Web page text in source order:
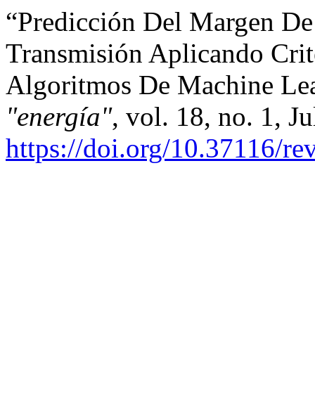
“Predicción Del Margen
Transmisión Aplicando
Algoritmos De Machine
"energía", vol. 18, no. 1,
https://doi.org/10.37116/